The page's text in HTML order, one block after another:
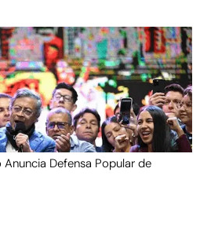
Defensa Popular de